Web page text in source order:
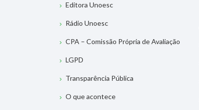
Editora Unoesc
Rádio Unoesc
CPA – Comissão Própria de Avaliação
LGPD
Transparência Pública
O que acontece